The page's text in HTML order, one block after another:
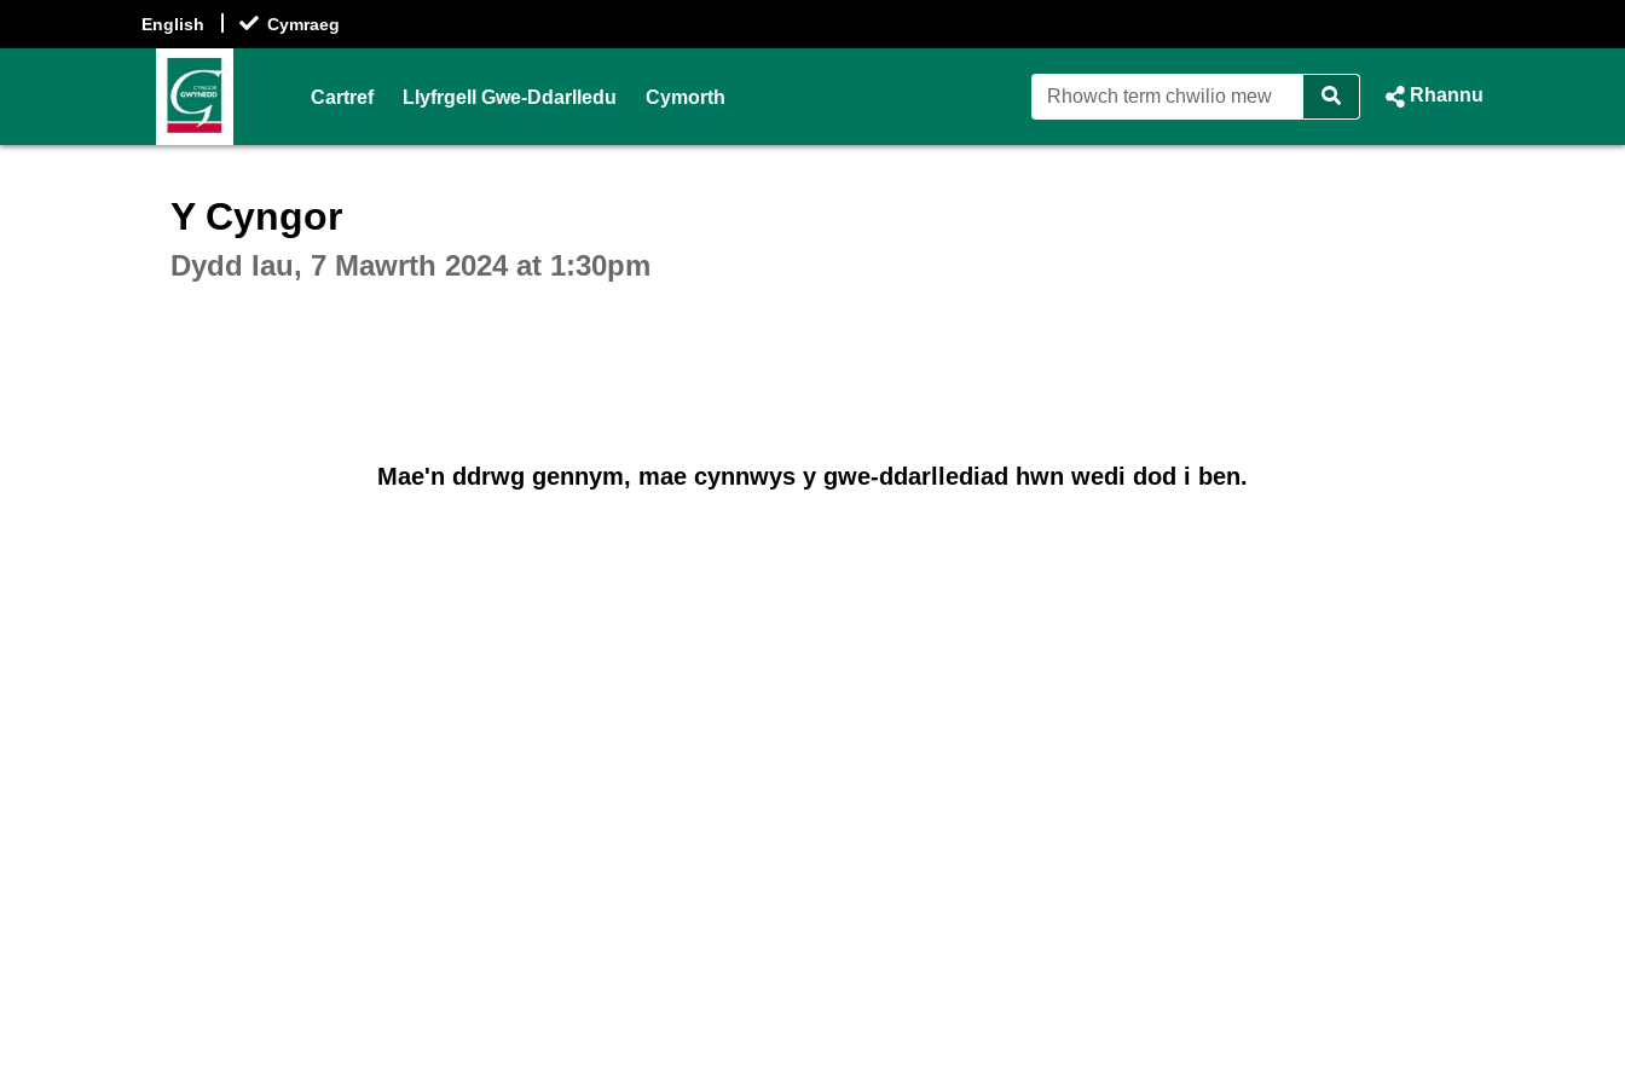
English Cymraeg
Cartref Llyfrgell Gwe-Ddarlledu Cymorth Rhannu
Y Cyngor
Dydd Iau, 7 Mawrth 2024 at 1:30pm
Mae'n ddrwg gennym, mae cynnwys y gwe-ddarllediad hwn wedi dod i ben.